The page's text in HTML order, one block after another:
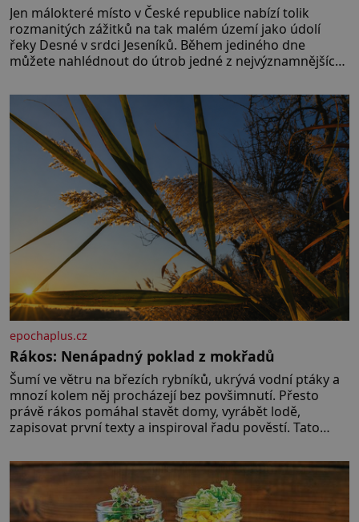
Jen málokteré místo v České republice nabízí tolik
rozmanitých zážitků na tak malém území jako údolí
řeky Desné v srdci Jeseníků. Během jediného dne
můžete nahlédnout do útrob jedné z nejvýznamnějších
hřebeny, projet se na koloběžce a den zakončit
poznáváním památek ve Velkých Losinách nebo v
termálním
epochaplus.cz
Rákos: Nenápadný poklad z mokřadů
Šumí ve větru na březích rybníků, ukrývá vodní ptáky a
mnozí kolem něj procházejí bez povšimnutí. Přesto
právě rákos pomáhal stavět domy, vyrábět lodě,
zapisovat první texty a inspiroval řadu pověstí. Tato
let. Většina lidí vnímá rákos jen jako obyčejnou kulisu
letního koupání. Stačí se však podívat